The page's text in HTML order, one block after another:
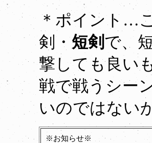
＊ポイント…
剣・ 短剣 で、
撃しても良い
戦で戦うシー
いのではない
※お知らせ※